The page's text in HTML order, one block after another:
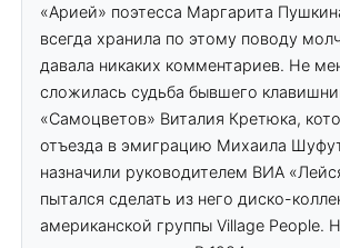
«Арией» поэтесса Маргарита
всегда хранила по этому поводу
давала никаких комментариев. Не
сложилась судьба бывшего
«Самоцветов» Виталия Кретюка,
отъезда в эмиграцию Михаила
назначили руководителем ВИА
пытался сделать из него диско-
американской группы Village People.